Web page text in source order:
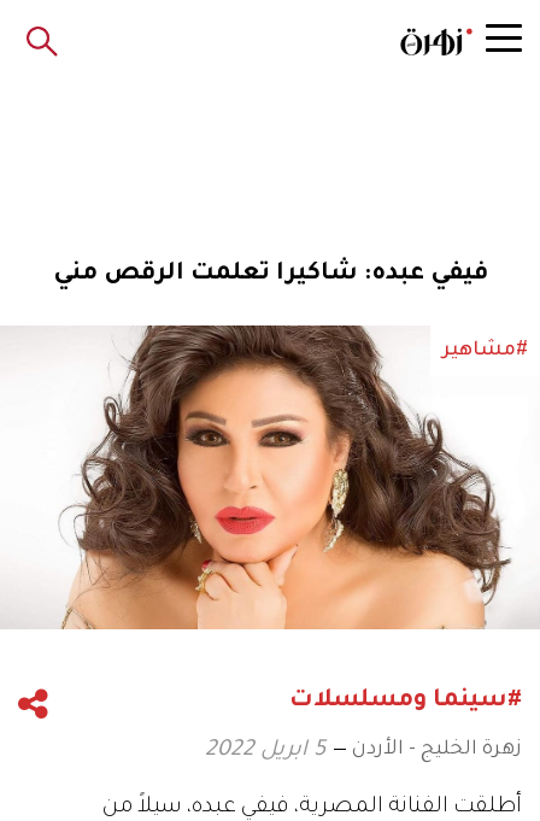
فيفي عبده: شاكيرا تعلمت الرقص مني
#مشاهير
#سينما ومسلسلات
زهرة الخليج - الأردن 5 ابريل 2022
أطلقت الفنانة المصرية، فيفي عبده، سيلاً من